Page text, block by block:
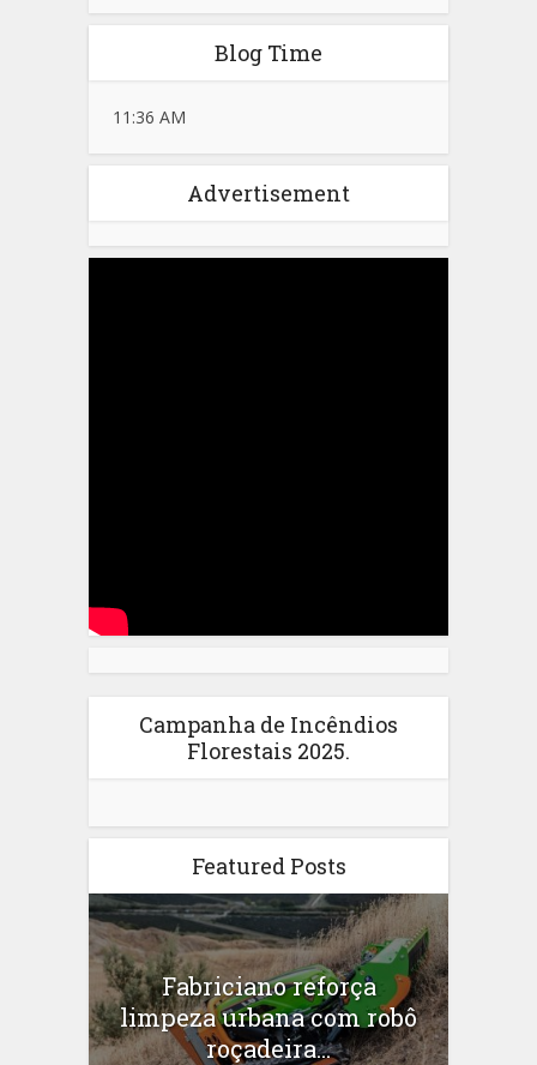
Blog Time
11:36 AM
Advertisement
Campanha de Incêndios
Florestais 2025.
Featured Posts
Fabriciano reforça
limpeza urbana com robô
roçadeira...